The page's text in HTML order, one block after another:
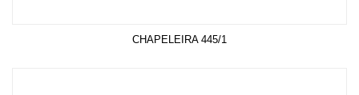
CHAPELEIRA 445/1